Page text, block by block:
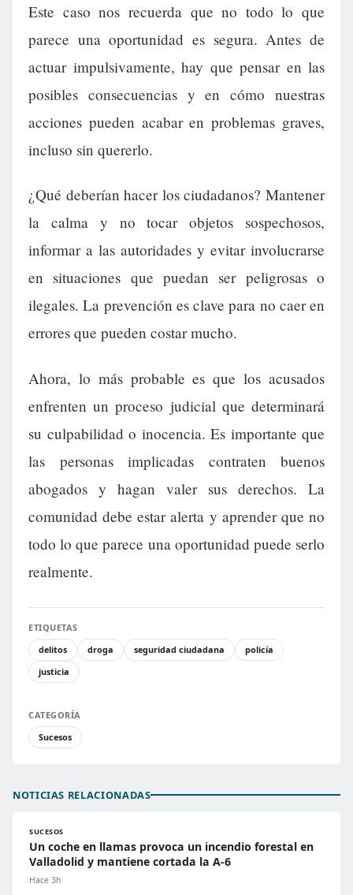
Este caso nos recuerda que no todo lo que
parece una oportunidad es segura. Antes de
actuar impulsivamente, hay que pensar en las
posibles consecuencias y en cómo nuestras
acciones pueden acabar en problemas graves,
incluso sin quererlo.
¿Qué deberían hacer los ciudadanos? Mantener
la calma y no tocar objetos sospechosos,
informar a las autoridades y evitar involucrarse
en situaciones que puedan ser peligrosas o
ilegales. La prevención es clave para no caer en
errores que pueden costar mucho.
Ahora, lo más probable es que los acusados
enfrenten un proceso judicial que determinará
su culpabilidad o inocencia. Es importante que
las personas implicadas contraten buenos
abogados y hagan valer sus derechos. La
comunidad debe estar alerta y aprender que no
todo lo que parece una oportunidad puede serlo
realmente.
ETIQUETAS
delitos
droga seguridad ciudadana
policía
justicia
CATEGORÍA
Sucesos
NOTICIAS RELACIONADAS
SUCESOS
Un coche en llamas provoca un incendio forestal en
Valladolid y mantiene cortada la A-6
Hace 3h